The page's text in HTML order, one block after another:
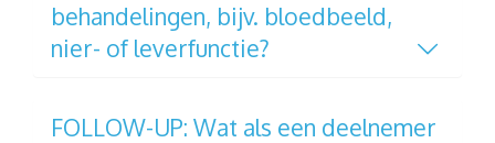
behandelingen, bijv. bloedbeeld,
nier- of leverfunctie?
FOLLOW-UP: Wat als een deelnemer